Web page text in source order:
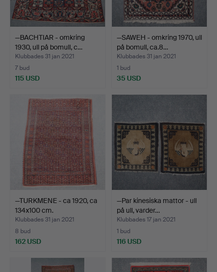
—BACHTIAR - omkring
1930, ull på bomull, c…
Klubbades 31 jan 2021
7 bud
115 USD
—SAWEH - omkring 1970, ull
på bomull, ca.8…
Klubbades 31 jan 2021
1 bud
35 USD
—TURKMENE - ca 1920, ca
134x100 cm.
Klubbades 31 jan 2021
8 bud
162 USD
—Par kinesiska mattor - ull
på ull, varder…
Klubbades 17 jan 2021
1 bud
116 USD